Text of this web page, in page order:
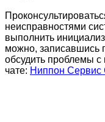
неисправностями
выполнить
можно, записавшись
обсудить проблемы
чате: Ниппон Сервис